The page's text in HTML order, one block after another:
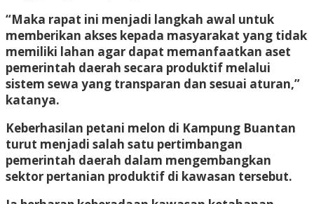
“Maka rapat ini menjadi langkah awal untuk
memberikan akses kepada masyarakat yang tidak
memiliki lahan agar dapat memanfaatkan aset
pemerintah daerah secara produktif melalui
sistem sewa yang transparan dan sesuai aturan,”
katanya.
Keberhasilan petani melon di Kampung Buantan
turut menjadi salah satu pertimbangan
pemerintah daerah dalam mengembangkan
sektor pertanian produktif di kawasan tersebut.